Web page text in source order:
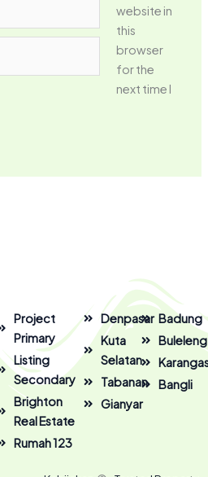
website in
this
browser
for the
next time I
Project
Primary
Listing
Secondary
Brighton
Real Estate
Rumah 123
Denpasar
Kuta
Selatan
Tabanan
Gianyar
Badung
Buleleng
Bangli